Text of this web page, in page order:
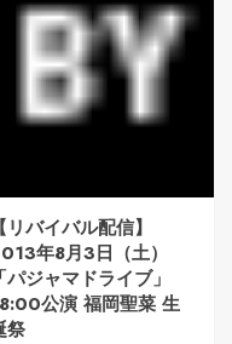
【リバイバル配信】
年8月3日（土）
「パジャマドライブ」
公演 福岡聖菜 生
祭